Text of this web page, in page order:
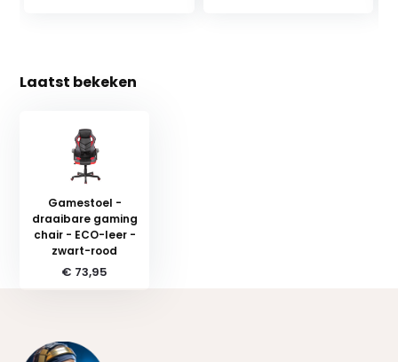
Laatst bekeken
Gamestoel -
draaibare gaming
chair - ECO-leer -
zwart-rood
€ 73,95